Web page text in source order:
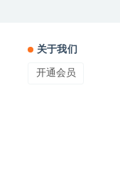
关于我们
开通会员